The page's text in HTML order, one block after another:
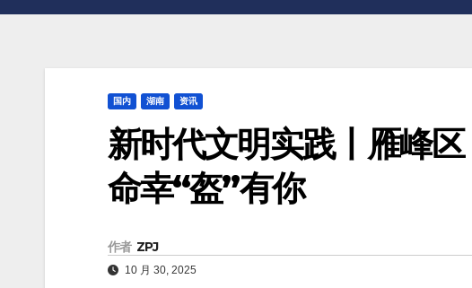
国内 湖南 资讯
新时代文明实践丨雁峰
命幸“盔”有你
作者 ZPJ
10 月 30, 2025